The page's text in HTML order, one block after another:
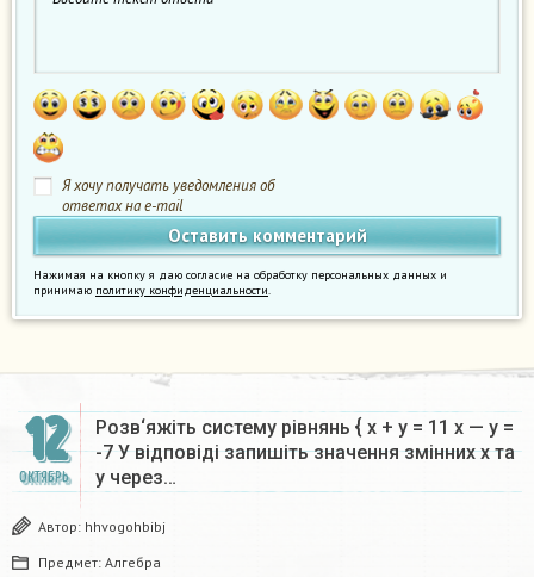
Я хочу получать уведомления об
ответах на e-mail
Нажимая на кнопку я даю согласие на обработку персональных данных и
принимаю политику конфиденциальности.
12
ОКТЯБРЬ
Розв‘яжіть систему рівнянь { x + y = 11 x — y =
-7 У відповіді запишіть значення змінних x та
y через…
Автор: hhvogohbibj
Предмет: Алгебра